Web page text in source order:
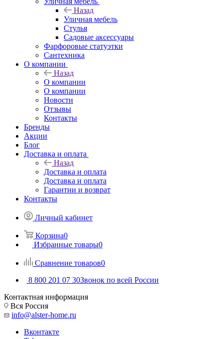
Назад
Уличная мебель
Стулья
Садовые аксессуары
Фарфоровые статуэтки
Сантехника
О компании
Назад
О компании
О компании
Новости
Отзывы
Контакты
Бренды
Акции
Блог
Доставка и оплата
Назад
Доставка и оплата
Доставка и оплата
Гарантии и возврат
Контакты
Личный кабинет
Корзина0
Избранные товары0
Сравнение товаров0
8 800 201 07 30Звонок по всей России
Контактная информация
Вся Россия
info@alster-home.ru
Вконтакте